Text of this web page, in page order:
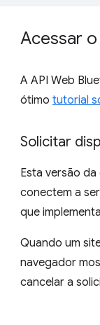
Acessar
A API Web
ótimo tutorial
Solicitar
Esta versão
conectem a
que
Quando um
navegador
cancelar a